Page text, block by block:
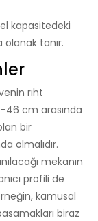
kapasitedeki
tanır.
rıht
46 cm arasında
bir
olmalıdır.
mekanın
profili de
kamusal
biraz